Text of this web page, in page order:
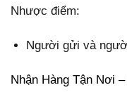
Nhược điểm:
Người gửi và
Nhận Hàng Tận Nơi